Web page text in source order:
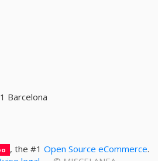
Barcelona
, the #1 Open Source eCommerce.